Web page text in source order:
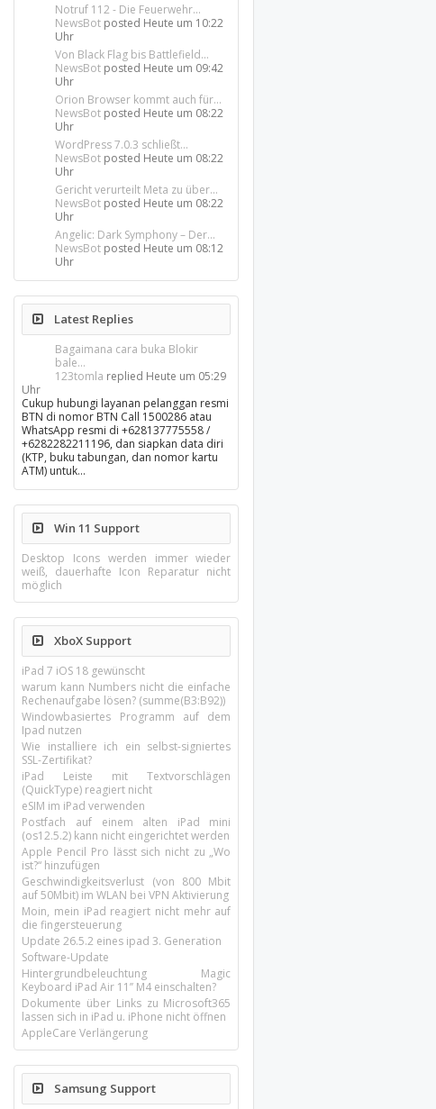
Notruf 112 - Die Feuerwehr...
NewsBot posted Heute um 10:22
Uhr
Von Black Flag bis Battlefield...
NewsBot posted Heute um 09:42
Uhr
Orion Browser kommt auch für...
NewsBot posted Heute um 08:22
Uhr
WordPress 7.0.3 schließt...
NewsBot posted Heute um 08:22
Uhr
Gericht verurteilt Meta zu über...
NewsBot posted Heute um 08:22
Uhr
Angelic: Dark Symphony – Der...
NewsBot posted Heute um 08:12
Uhr
Latest Replies
Bagaimana cara buka Blokir
bale...
123tomla replied Heute um 05:29
Uhr
Cukup hubungi layanan pelanggan resmi
BTN di nomor BTN Call 1500286 atau
WhatsApp resmi di +628137775558 /
+6282282211196, dan siapkan data diri
(KTP, buku tabungan, dan nomor kartu
ATM) untuk…
Win 11 Support
Desktop Icons werden immer wieder
weiß, dauerhafte Icon Reparatur nicht
möglich
XboX Support
iPad 7 iOS 18 gewünscht
warum kann Numbers nicht die einfache
Rechenaufgabe lösen? (summe(B3:B92))
Windowbasiertes Programm auf dem
Ipad nutzen
Wie installiere ich ein selbst-signiertes
SSL-Zertifikat?
iPad Leiste mit Textvorschlägen
(QuickType) reagiert nicht
eSIM im iPad verwenden
Postfach auf einem alten iPad mini
(os12.5.2) kann nicht eingerichtet werden
Apple Pencil Pro lässt sich nicht zu „Wo
ist?“ hinzufügen
Geschwindigkeitsverlust (von 800 Mbit
auf 50Mbit) im WLAN bei VPN Aktivierung
Moin, mein iPad reagiert nicht mehr auf
die fingersteuerung
Update 26.5.2 eines ipad 3. Generation
Software-Update
Hintergrundbeleuchtung Magic
Keyboard iPad Air 11’’ M4 einschalten?
Dokumente über Links zu Microsoft365
lassen sich in iPad u. iPhone nicht öffnen
AppleCare Verlängerung
Samsung Support